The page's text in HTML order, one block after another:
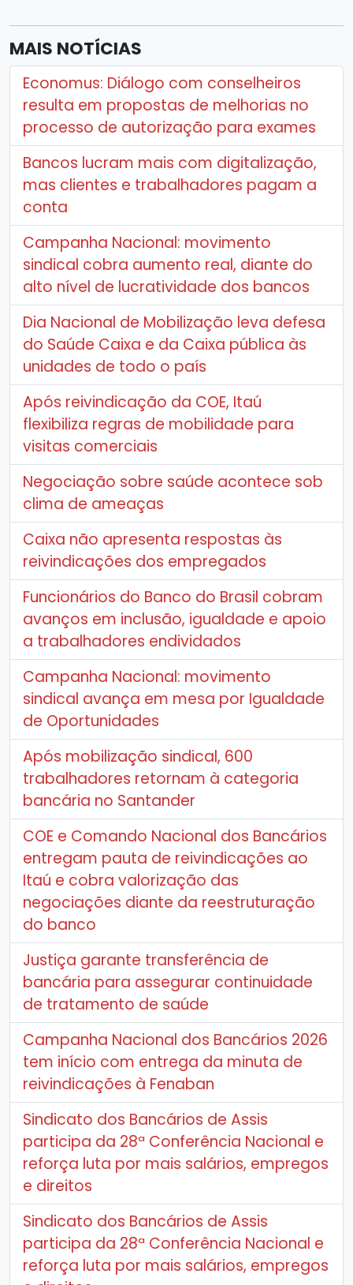
MAIS NOTÍCIAS
Economus: Diálogo com conselheiros
resulta em propostas de melhorias no
processo de autorização para exames
Bancos lucram mais com digitalização,
mas clientes e trabalhadores pagam a
conta
Campanha Nacional: movimento
sindical cobra aumento real, diante do
alto nível de lucratividade dos bancos
Dia Nacional de Mobilização leva defesa
do Saúde Caixa e da Caixa pública às
unidades de todo o país
Após reivindicação da COE, Itaú
flexibiliza regras de mobilidade para
visitas comerciais
Negociação sobre saúde acontece sob
clima de ameaças
Caixa não apresenta respostas às
reivindicações dos empregados
Funcionários do Banco do Brasil cobram
avanços em inclusão, igualdade e apoio
a trabalhadores endividados
Campanha Nacional: movimento
sindical avança em mesa por Igualdade
de Oportunidades
Após mobilização sindical, 600
trabalhadores retornam à categoria
bancária no Santander
COE e Comando Nacional dos Bancários
entregam pauta de reivindicações ao
Itaú e cobra valorização das
negociações diante da reestruturação
do banco
Justiça garante transferência de
bancária para assegurar continuidade
de tratamento de saúde
Campanha Nacional dos Bancários 2026
tem início com entrega da minuta de
reivindicações à Fenaban
Sindicato dos Bancários de Assis
participa da 28ª Conferência Nacional e
reforça luta por mais salários, empregos
e direitos
Sindicato dos Bancários de Assis
participa da 28ª Conferência Nacional e
reforça luta por mais salários, empregos